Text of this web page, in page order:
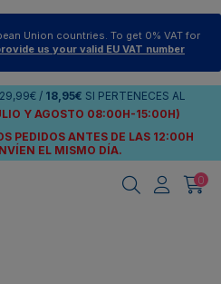
Union countries. To get 0% VAT for
us your valid EU VAT number
29,99€ / 18,95€ SI PERTENECES AL
Y AGOSTO 08:00H-15:00H)
PEDIDOS ANTES DE LAS 12:00H
EL MISMO DÍA.
0